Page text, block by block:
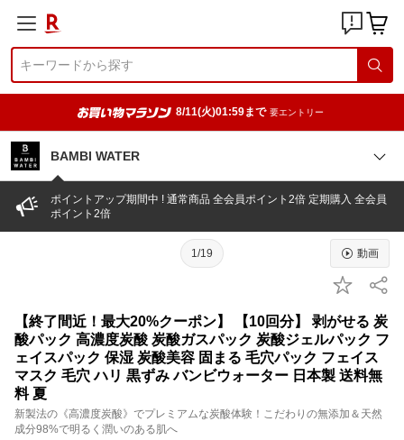
8/11(火)01:59まで 要エントリー
BAMBI WATER
ポイントアップ期間中 ! 通常商品 全会員ポイント2倍 定期購入 全会員
ポイント2倍
1/19 動画
【終了間近！最大20%クーポン】 【10回分】 剥がせる 炭
酸パック 高濃度炭酸 炭酸ガスパック 炭酸ジェルパック フ
ェイスパック 保湿 炭酸美容 固まる 毛穴パック フェイス
マスク 毛穴 ハリ 黒ずみ バンビウォーター 日本製 送料無
料 夏
新製法の《高濃度炭酸》でプレミアムな炭酸体験！こだわりの無添加＆天然
成分98%で明るく潤いのある肌へ